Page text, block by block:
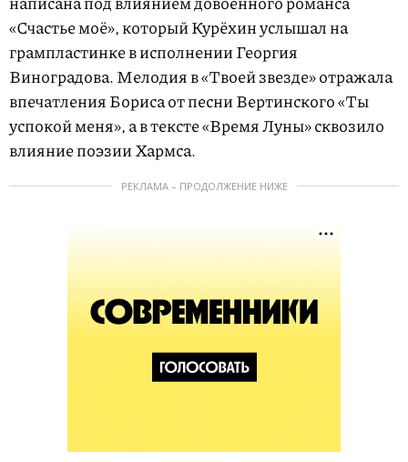
«Счастье моё», который Курёхин услышал на
грампластинке в исполнении Георгия
Виноградова. Мелодия в «Твоей звезде» отражала
впечатления Бориса от песни Вертинского «Ты
успокой меня», а в тексте «Время Луны» сквозило
влияние поэзии Хармса.
РЕКЛАМА – ПРОДОЛЖЕНИЕ НИЖЕ